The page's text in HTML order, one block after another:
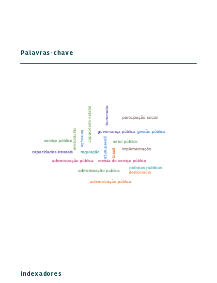
Palavras-chave
Indexadores